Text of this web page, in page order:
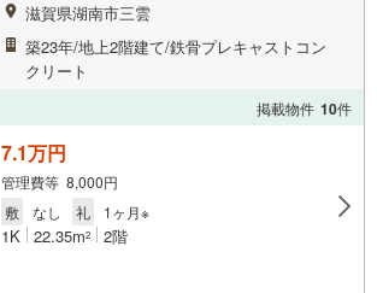
滋賀県湖南市三雲
築23年/地上2階建て/鉄骨プレキャストコン
クリート
掲載物件 10件
7.1万円
管理費等 8,000円
敷
なし 礼 1ヶ月※
1K 22.35m2 2階